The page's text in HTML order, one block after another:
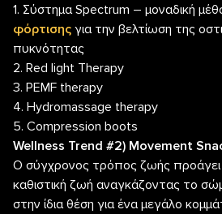
1. Σύστημα Spectrum – μοναδική
φόρτισης για την βελτίωση της
πυκνότητας
2. Red light Therapy
3. PEMF therapy
4. Hydromassage therapy
5. Compression boots
Wellness Trend #2) Movement
Ο σύγχρονος τρόπος ζωής προάγει
καθιστική ζωή αναγκάζοντας το
στην ίδια θέση για ένα μεγάλο